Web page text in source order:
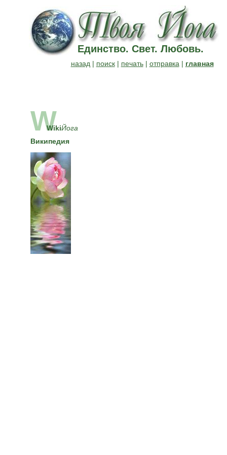
Единство. Свет. Любовь.
назад | поиск| печать| отправка | главная
W
WikiЙога
Википедия